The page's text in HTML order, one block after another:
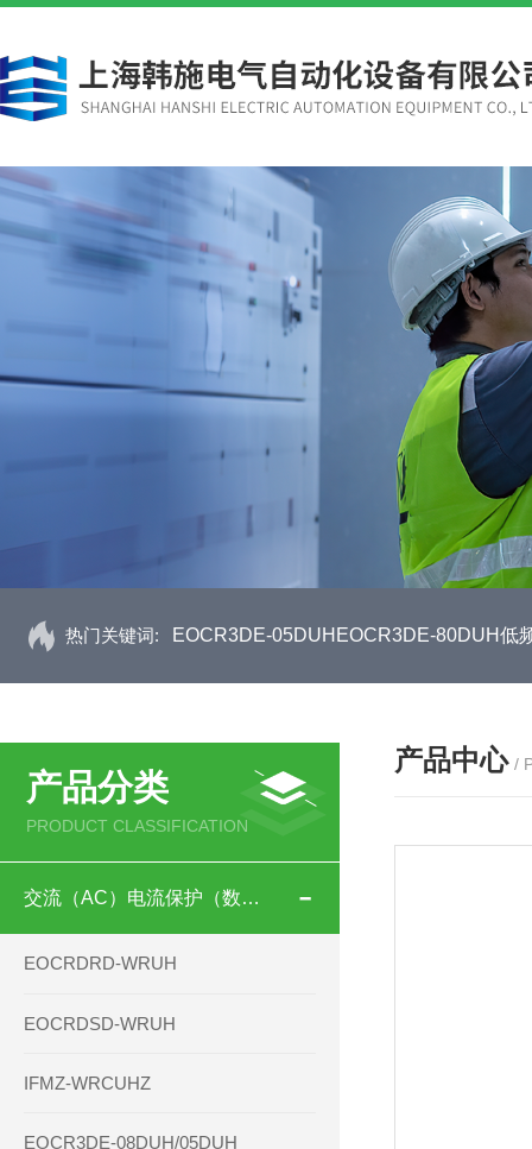
热门关键词: EOCR3DE-05DUHEOCR3DE-80DUH低
产品分类
PRODUCT CLASSIFICATION
交流（AC）电流保护（数码型）
EOCRDRD-WRUH
EOCRDSD-WRUH
IFMZ-WRCUHZ
EOCR3DE-08DUH/05DUH
产品中心 /